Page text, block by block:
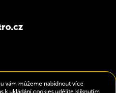
vám můžeme nabídnout více
k ukládání cookies udělíte kliknutím